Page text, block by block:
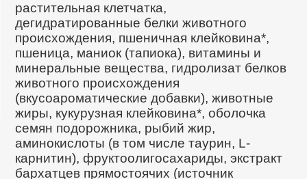
растительная клетчатка,
дегидратированные белки животного
происхождения, пшеничная клейковина*,
пшеница, маниок (тапиока), витамины и
минеральные вещества, гидролизат белков
животного происхождения
(вкусоароматические добавки), животные
жиры, кукурузная клейковина*, оболочка
семян подорожника, рыбий жир,
аминокислоты (в том числе таурин, L-
карнитин), фруктоолигосахариды, экстракт
бархатцев прямостоячих (источник